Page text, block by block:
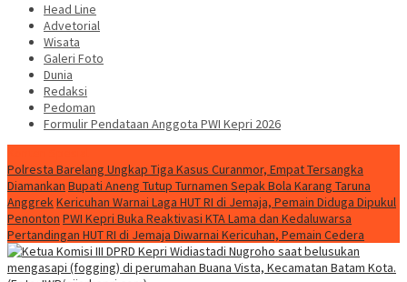
Head Line
Advetorial
Wisata
Galeri Foto
Dunia
Redaksi
Pedoman
Formulir Pendataan Anggota PWI Kepri 2026
Polresta Barelang Ungkap Tiga Kasus Curanmor, Empat Tersangka
Diamankan Bupati Aneng Tutup Turnamen Sepak Bola Karang Taruna
AnggrekKericuhan Warnai Laga HUT RI di Jemaja, Pemain Diduga Dipukul
Penonton PWI Kepri Buka Reaktivasi KTA Lama dan Kedaluwarsa
Pertandingan HUT RI di Jemaja Diwarnai Kericuhan, Pemain Cedera